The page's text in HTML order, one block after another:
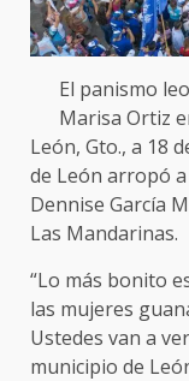
El panismo
Marisa Ortiz
León, Gto., a 18
de León arropó
Dennise García
Las Mandarinas.
“Lo más bonito
las mujeres
Ustedes van a
municipio de